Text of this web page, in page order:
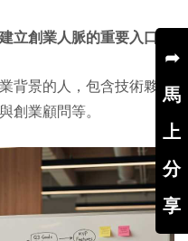
立創業人脈的重要入口。
背景的人，包含技術夥
創業顧問等。
➦
馬
上
分
享